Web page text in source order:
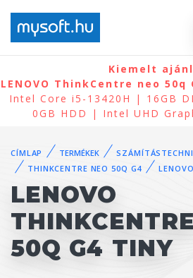
Kiemelt
LENOVO ThinkCentre neo 50q
Intel Core i5-13420H | 16GB
0GB HDD | Intel UHD
CÍMLAP TERMÉKEK
THINKCENTRE NEO 50Q G4
LENOVO
LENOVO
50Q G4 TINY